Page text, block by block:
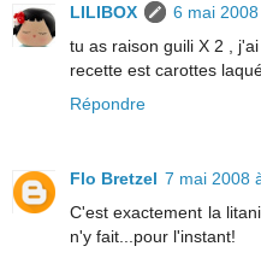
LILIBOX
6 mai
tu as raison guili X 2 ,
recette est carottes
Répondre
Flo Bretzel 7 mai 2008
C'est exactement la
n'y fait...pour l'instant!